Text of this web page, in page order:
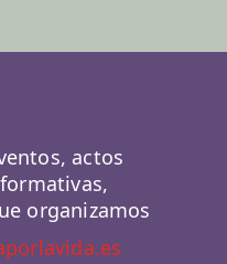
actos
organizamos